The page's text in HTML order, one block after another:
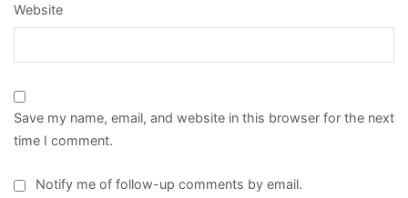
Website
Save my name, email, and website in this browser for the next
time I comment.
Notify me of follow-up comments by email.